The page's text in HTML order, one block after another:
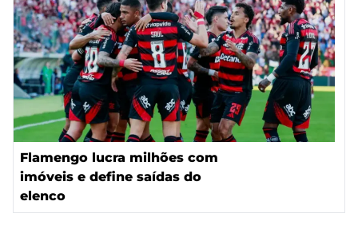
Flamengo lucra milhões com
imóveis e define saídas do
elenco